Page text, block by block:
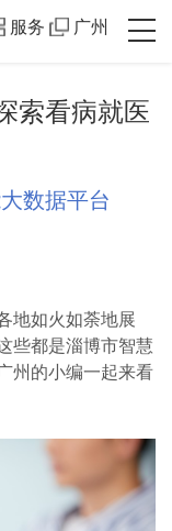
服务 广州
索看病就医
数据平台
如火如荼地展
些都是淄博市智慧
州的小编一起来看